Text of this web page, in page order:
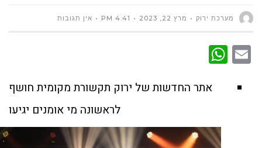
מערכת ירוק מרץ 22, 2023 4:41 PM אין תגובות
Email
אתר החדשות של ירוק תקשורת מקומית חושף
לראשונה מי אומנים יגיעו